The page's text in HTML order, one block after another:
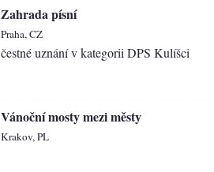
Zahrada písní
Praha, CZ
čestné uznání v kategorii DPS Kulíšci
Vánoční mosty mezi městy
Krakov, PL